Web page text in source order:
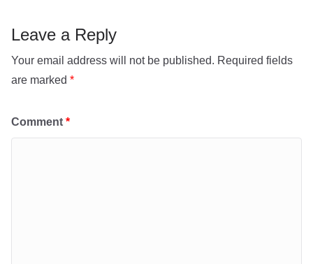
Leave a Reply
Your email address will not be published. Required fields
are marked *
Comment *